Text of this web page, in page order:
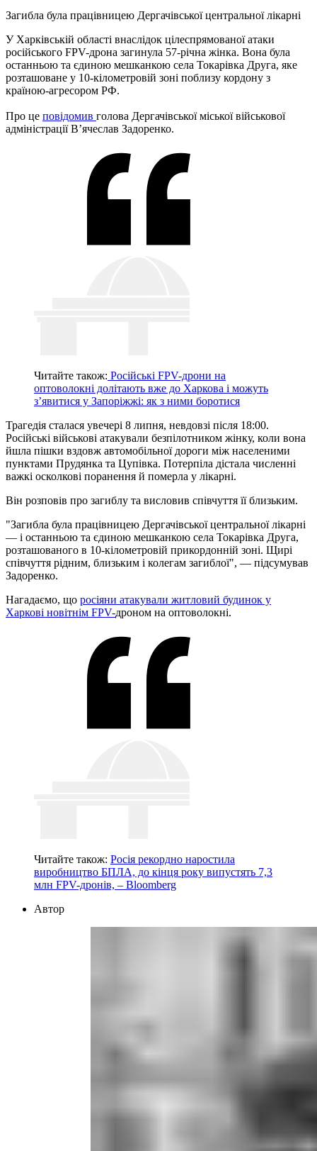
Загибла була працівницею Дергачівської центральної лікарні
У Харківській області внаслідок цілеспрямованої атаки
російського FPV-дрона загинула 57-річна жінка. Вона була
останньою та єдиною мешканкою села Токарівка Друга, яке
розташоване у 10-кілометровій зоні поблизу кордону з
країною-агресором РФ.
Про це повідомив голова Дергачівської міської військової
адміністрації В’ячеслав Задоренко.
Читайте також: Російські FPV-дрони на
оптоволокні долітають вже до Харкова і можуть
з’явитися у Запоріжжі: як з ними боротися
Трагедія сталася увечері 8 липня, невдовзі після 18:00.
Російські військові атакували безпілотником жінку, коли вона
йшла пішки вздовж автомобільної дороги між населеними
пунктами Прудянка та Цупівка. Потерпіла дістала численні
важкі осколкові поранення й померла у лікарні.
Він розповів про загиблу та висловив співчуття її близьким.
"Загибла була працівницею Дергачівської центральної лікарні
— і останньою та єдиною мешканкою села Токарівка Друга,
розташованого в 10-кілометровій прикордонній зоні. Щирі
співчуття рідним, близьким і колегам загиблої", — підсумував
Задоренко.
Нагадаємо, що росіяни атакували житловий будинок у
Харкові новітнім FPV-дроном на оптоволокні.
Читайте також: Росія рекордно наростила
виробництво БПЛА, до кінця року випустять 7,3
млн FPV-дронів, – Bloomberg
Автор